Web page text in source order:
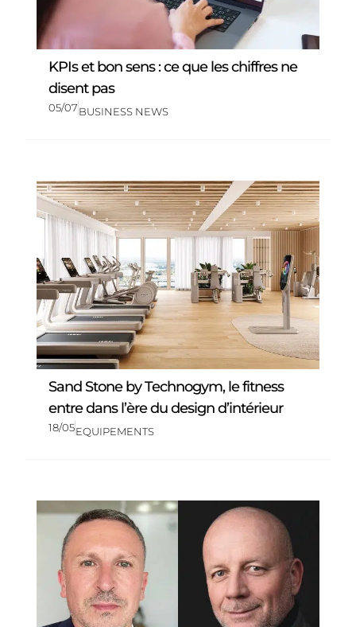
KPIs et bon sens : ce que les chiffres ne
disent pas
05/07BUSINESS NEWS
Sand Stone by Technogym, le fitness
entre dans l’ère du design d’intérieur
18/05EQUIPEMENTS